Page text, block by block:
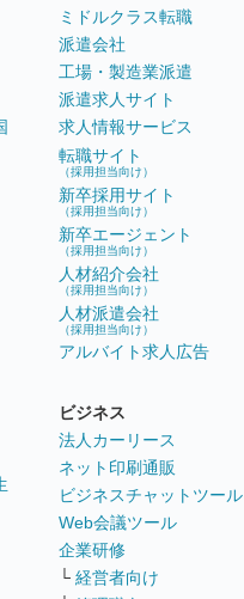
ミドルクラス転職
派遣会社
工場・製造業派遣
派遣求人サイト
求人情報サービス
転職サイト
（採用担当向け）
新卒採用サイト
（採用担当向け）
新卒エージェント
（採用担当向け）
人材紹介会社
（採用担当向け）
人材派遣会社
（採用担当向け）
アルバイト求人広告
ビジネス
法人カーリース
ネット印刷通販
ビジネスチャットツール
Web会議ツール
企業研修
└ 経営者向け